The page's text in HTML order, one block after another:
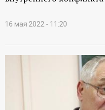
16 мая 2022 - 11:20